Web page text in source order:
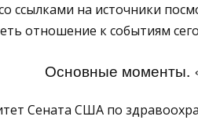
ссылками на источники
отношение к событиям
Основные моменты.
Сената США по